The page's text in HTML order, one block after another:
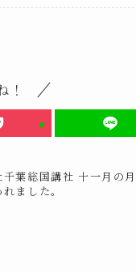
！
千葉総国講社 十一月の
ました。